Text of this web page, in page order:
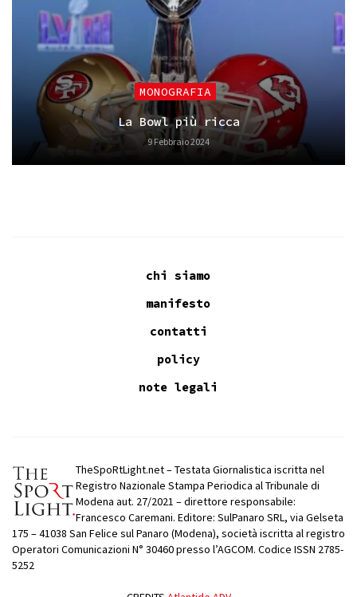
MONOGRAFIA
La Bowl più ricca
9 Febbraio 2024
chi siamo
manifesto
contatti
policy
note legali
TheSpoRtLight.net – Testata Giornalistica iscritta nel
Registro Nazionale Stampa Periodica al Tribunale di
Modena aut. 27/2021 – direttore responsabile:
Francesco Caremani. Editore: SulPanaro SRL, via Gelseta
175 – 41038 San Felice sul Panaro (Modena), società iscritta al registro
Operatori Comunicazioni N° 30460 presso l’AGCOM. Codice ISSN 2785-
5252